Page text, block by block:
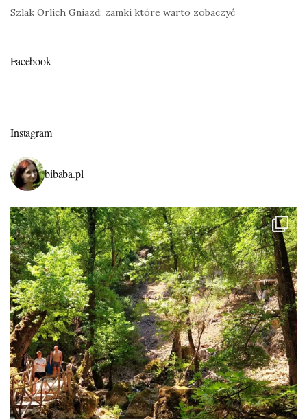
Szlak Orlich Gniazd: zamki które warto zobaczyć
Facebook
Instagram
bibaba.pl